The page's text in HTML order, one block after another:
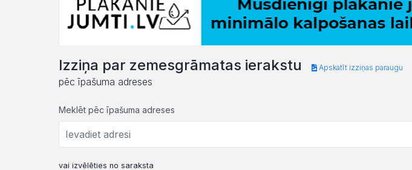
Izziņa par zemesgrāmatas ierakstu
pēc īpašuma adreses
Apskatīt izziņas paraugu
Meklēt pēc īpašuma adreses
vai izvēlēties no saraksta